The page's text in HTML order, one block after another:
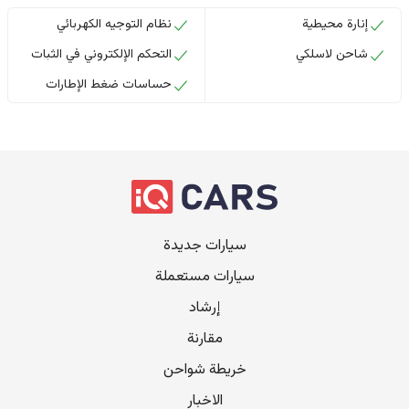
إنارة محيطية
شاحن لاسلكي
نظام التوجيه الكهربائي
التحكم الإلكتروني في الثبات
حساسات ضغط الإطارات
سيارات جديدة
سيارات مستعملة
إرشاد
مقارنة
خريطة شواحن
الاخبار